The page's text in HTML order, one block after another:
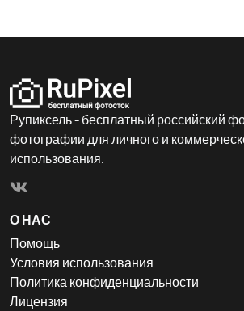
Рупиксель - бесплатный российский
фотографии для личного и
использования.
О НАС
Помощь
Условия использования
Политика конфиденциальности
Лицензия